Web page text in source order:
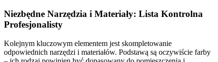
Niezbędne Narzędzia i Materiały: Lista Kontrolna
Profesjonalisty
Kolejnym kluczowym elementem jest skompletowanie
odpowiednich narzędzi i materiałów. Podstawą są oczywiście farby